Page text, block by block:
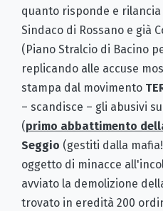
quanto risponde e rilancia
Sindaco di Rossano e già
(Piano Stralcio di Bacino
replicando alle accuse
stampa dal movimento
– scandisce – gli abusivi
(primo abbattimento
Seggio (gestiti dalla
oggetto di minacce
avviato la demolizione
trovato in eredità 200